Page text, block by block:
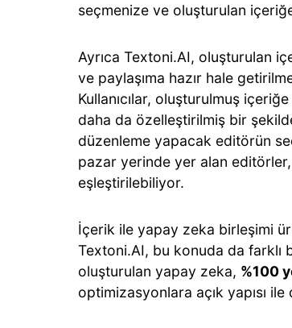
seçmenize ve oluşturulan
Ayrıca Textoni.AI, oluşturulan
ve paylaşıma hazır hale
Kullanıcılar, oluşturulmuş
daha da özelleştirilmiş bir
düzenleme yapacak editörün
pazar yerinde yer alan
eşleştirilebiliyor.
İçerik ile yapay zeka birleşimi
Textoni.AI, bu konuda da farklı
oluşturulan yapay zeka, %100
optimizasyonlara açık yapısı